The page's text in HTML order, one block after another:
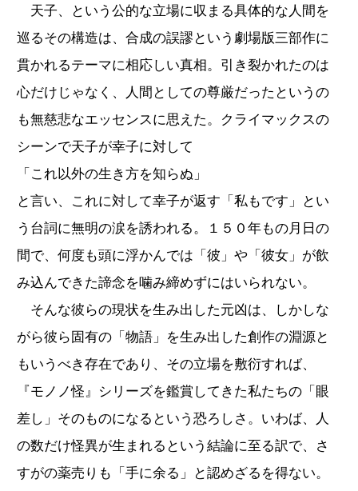
天子、という公的な立場に収まる具体的な人間を
巡るその構造は、合成の誤謬という劇場版三部作に
貫かれるテーマに相応しい真相。引き裂かれたのは
心だけじゃなく、人間としての尊厳だったというの
も無慈悲なエッセンスに思えた。クライマックスの
シーンで天子が幸子に対して
「これ以外の生き方を知らぬ」
と言い、これに対して幸子が返す「私もです」とい
う台詞に無明の涙を誘われる。１５０年もの月日の
間で、何度も頭に浮かんでは「彼」や「彼女」が飲
み込んできた諦念を噛み締めずにはいられない。
そんな彼らの現状を生み出した元凶は、しかしな
がら彼ら固有の「物語」を生み出した創作の淵源と
もいうべき存在であり、その立場を敷衍すれば、
『モノノ怪』シリーズを鑑賞してきた私たちの「眼
差し」そのものになるという恐ろしさ。いわば、人
の数だけ怪異が生まれるという結論に至る訳で、さ
すがの薬売りも「手に余る」と認めざるを得ない。